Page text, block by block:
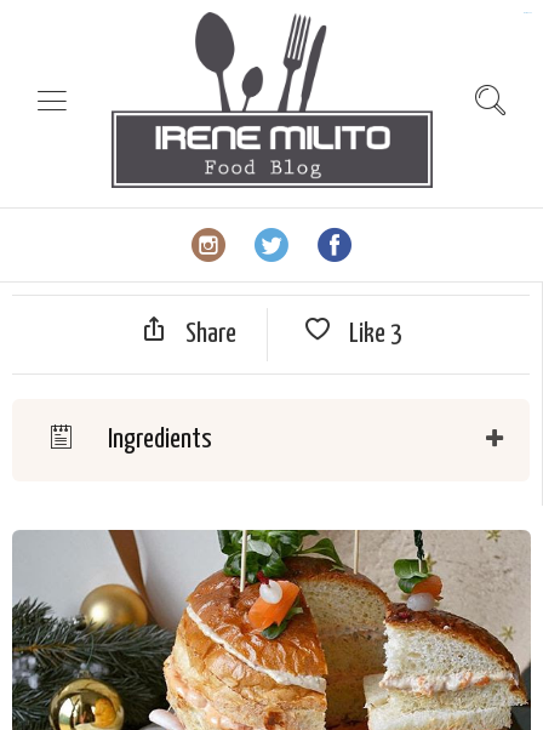
Share Like 3
Ingredients